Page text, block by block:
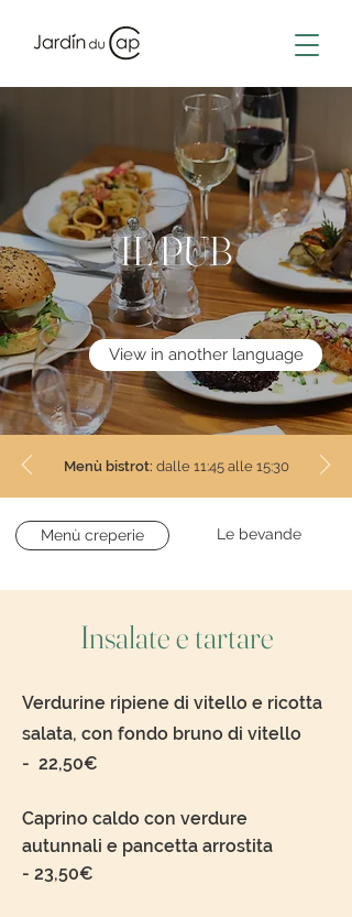
IL PUB
View in another language
Menù bistrot: dalle 11:45 alle 15:30
Menù creperie Le bevande
Insalate e tartare
Verdurine ripiene di vitello e ricotta
salata, con fondo bruno di vitello
- 22,50€
Caprino caldo con verdure
autunnali e pancetta arrostita
- 23,50€